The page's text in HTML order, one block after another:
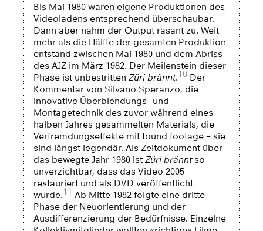
Bis Mai 1980 waren eigene Produktionen des
Videoladens entsprechend überschaubar.
Dann aber nahm der Output rasant zu. Weit
mehr als die Hälfte der gesamten Produktion
entstand zwischen Mai 1980 und dem Abriss
des AJZ im März 1982. Der Meilenstein dieser
Phase ist unbestrittenZüri brännt.10Der
Kommentar von Silvano Speranzo, die
innovative Überblendungs- und
Montagetechnik des zuvor während eines
halben Jahres gesammelten Materials, die
Verfremdungseffekte mit found footage – sie
sind längst legendär. Als Zeitdokument über
das bewegte Jahr 1980 istZüri bränntso
unverzichtbar, dass das Video 2005
restauriert und als DVD veröffentlicht
wurde.11 Ab Mitte 1982 folgte eine dritte
Phase der Neuorientierung und der
Ausdifferenzierung der Bedürfnisse. Einzelne